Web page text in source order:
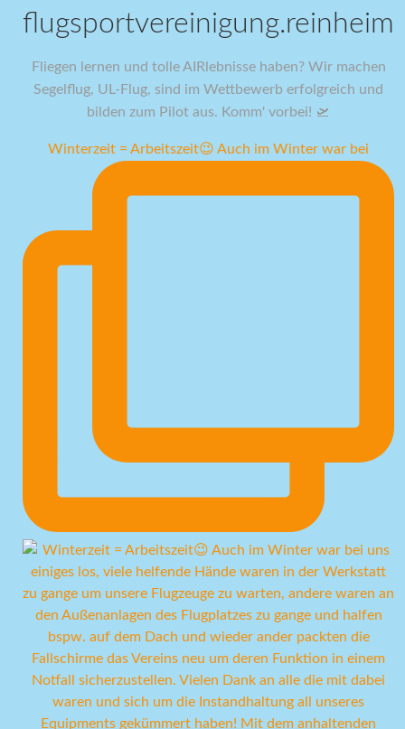
flugsportvereinigung.reinheim
Fliegen lernen und tolle AIRlebnisse haben? Wir machen
Segelflug, UL-Flug, sind im Wettbewerb erfolgreich und
bilden zum Pilot aus. Komm' vorbei! 🛫
Winterzeit = Arbeitszeit😉 Auch im Winter war bei